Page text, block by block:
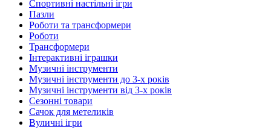
Спортивні настільні ігри
Пазли
Роботи та трансформери
Роботи
Трансформери
Інтерактивні іграшки
Музичні інструменти
Музичні інструменти до 3-х років
Музичні інструменти від 3-х років
Сезонні товари
Сачок для метеликів
Вуличні ігри